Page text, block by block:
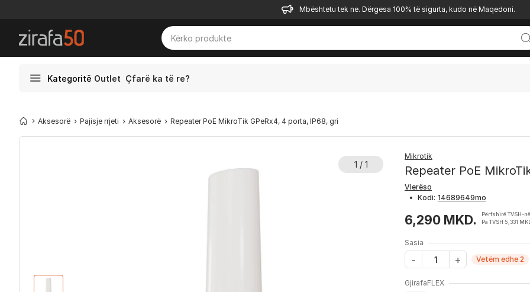
Mbështetu tek ne. Dërgesa 100% të sigurta, kudo në Maqedoni.
Kategoritë Outlet Çfarë ka të re?
Aksesorë Pajisje rrjeti Aksesorë Repeater PoE MikroTik GPeRx4, 4 porta, IP68, gri
1 / 1
Mikrotik
Repeater PoE
Vlerëso
• Kodi:
6,290 MKD.
Përfshirë TVSH-në
Pa TVSH 5,331
Sasia
Vetëm edhe 2
GjirafaFLEX